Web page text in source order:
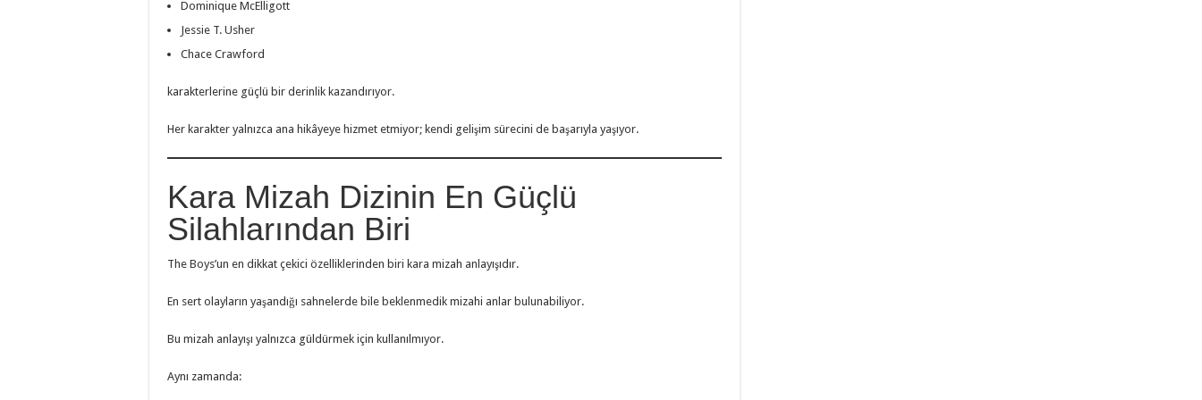
Dominique McElligott
Jessie T. Usher
Chace Crawford
karakterlerine güçlü bir derinlik kazandırıyor.
Her karakter yalnızca ana hikâyeye hizmet etmiyor; kendi gelişim sürecini de başarıyla yaşıyor.
Kara Mizah Dizinin En Güçlü
Silahlarından Biri
The Boys’un en dikkat çekici özelliklerinden biri kara mizah anlayışıdır.
En sert olayların yaşandığı sahnelerde bile beklenmedik mizahi anlar bulunabiliyor.
Bu mizah anlayışı yalnızca güldürmek için kullanılmıyor.
Aynı zamanda: